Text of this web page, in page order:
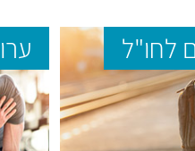
לחו"ל